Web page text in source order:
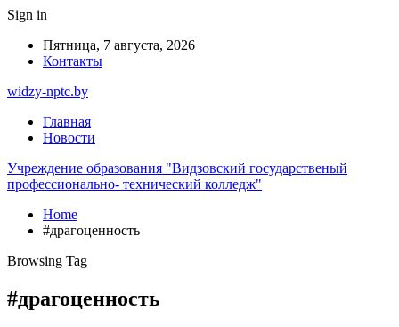
Sign in
Пятница, 7 августа, 2026
Контакты
widzy-nptc.by
Главная
Новости
Учреждение образования "Видзовский государственый
профессионально- технический колледж"
Home
#драгоценность
Browsing Tag
#драгоценность